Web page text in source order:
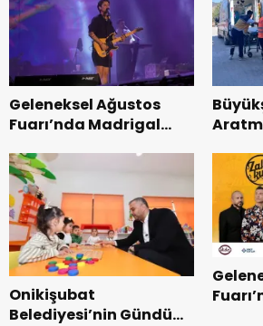
Geleneksel Ağustos
Fuarı’nda Madrigal
Onikişubat
Belediyesi’nin Gündüz